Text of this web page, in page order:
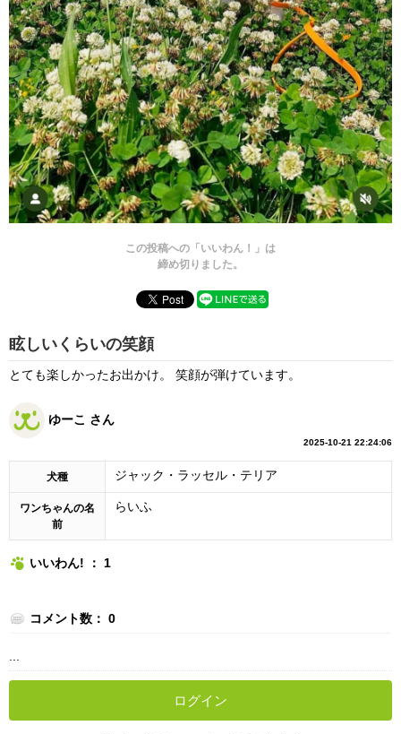
この投稿への「いいわん！」は
締め切りました。
眩しいくらいの笑顔
とても楽しかったお出かけ。 笑顔が弾けています。
ゆーこ さん
2025-10-21 22:24:06
犬種 ジャック・ラッセル・テリア
ワンちゃんの名
前
らいふ
いいわん! ： 1
コメント数： 0
ログイン